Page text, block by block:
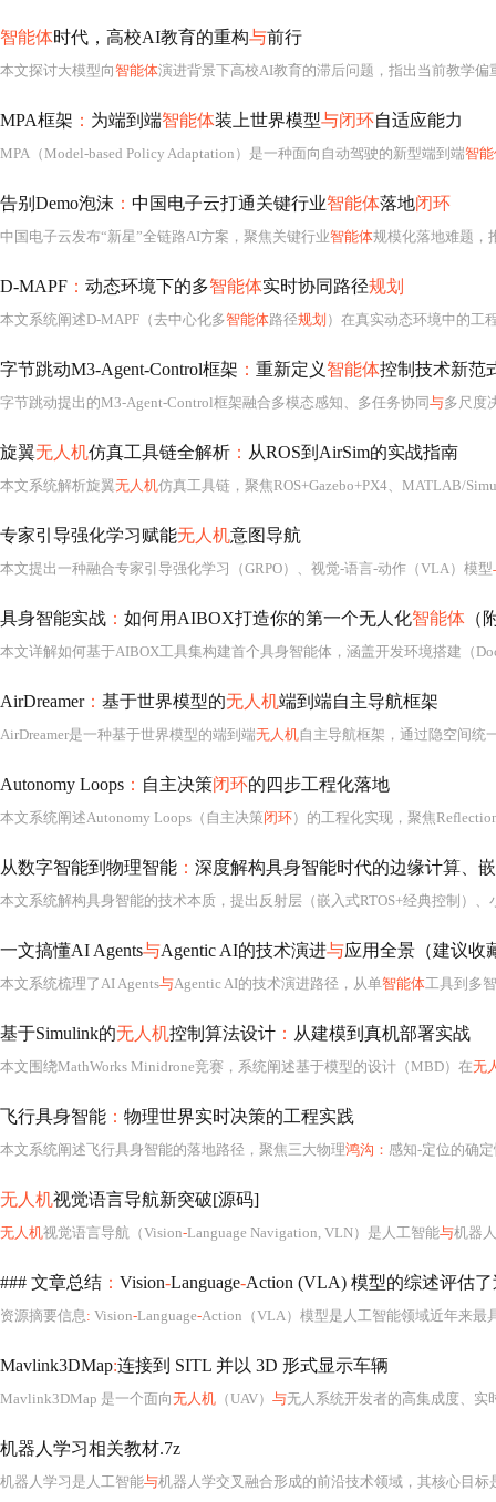
智能体时代，高校AI教育的重构与前行
本文探讨大模型向智能体演进背景下高校AI教育的滞后问题，指出当前教学偏
MPA框架 ： 为端到端智能体装上世界模型与闭环自适应能力
MPA（Model-based Policy Adaptation）是一种面向自动驾驶的新型端到端智
告别Demo泡沫 ： 中国电子云打通关键行业智能体落地闭环
中国电子云发布“新星”全链路AI方案，聚焦关键行业智能体规模化落地难题，
D-MAPF ： 动态环境下的多智能体实时协同路径规划
本文系统阐述D-MAPF（去中心化多智能体路径规划 ）在真实动态环境中的工程落地方法论。重点剖析
字节跳动M3-Agent-Control框架 ： 重新定义 智能体控制技术新范
字节跳动提出的M3-Agent-Control框架融合多模态感知、多任务协同与多尺度
旋翼无人机仿真工具链全解析 ： 从ROS到AirSim的实战指南
本文系统解析旋翼无人机仿真工具链，聚焦ROS+Gazebo+PX4、MATLAB/Simulink和AirSim+Unreal Engine三大主流方案，覆盖动力学建模、多传感器仿
专家引导强化学习赋能无人机意图导航
本文提出一种融合专家引导强化学习（GRPO）、视觉-语言-动作（VLA）模型
具身智能实战 ： 如何用AIBOX打造你的第一个无人化智能体 （
AirDreamer： 基于世界模型的无人机端到端自主导航框架
AirDreamer是一种基于世界模型的端到端无人机自主导航框架，通过隐空间统
Autonomy Loops ： 自主决策闭环的四步工程化落地
本文系统阐述Autonomy Loops（自主决策闭环）的工程化实现，聚焦Reflection（反思）、
从数字智能到物理智能 ： 深度解构具身智能时代的边缘计算、
一文搞懂AI Agents与Agentic AI的技术演进与应用全景（建议收
本文系统梳理了AI Agents与Agentic AI的技术演进路径，从单智能体工具到多智
基于Simulink的无人机控制算法设计 ： 从建模到真机部署实战
本文围绕MathWorks Minidrone竞赛，系统阐述基于模型的设计（MBD）在无
飞行具身智能 ： 物理世界实时决策的工程实践
本文系统阐述飞行具身智能的落地路径，聚焦三大物理鸿沟： 感知-定位的确定性、决策-控制的
无人机视觉语言导航新突破[源码]
无人机视觉语言导航（Vision-Language Navigation, VLN）是人工智能与机器
### 文章总结 ： Vision-Language-Action (VLA) 模型的综述评估
资源摘要信息: Vision-Language-Action（VLA）模型是人工智能领域近年来最
Mavlink3DMap:连接到 SITL 并以 3D 形式显示车辆
Mavlink3DMap 是一个面向无人机 （UAV） 与无人系统开发者的高集成度、实
机器人学习相关教材.7z
机器人学习是人工智能与机器人学交叉融合形成的前沿技术领域，其核心目标是赋